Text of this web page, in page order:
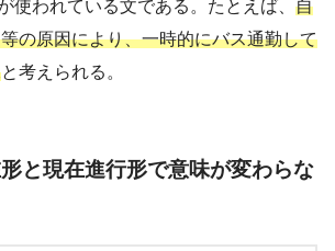
使われている文である。たとえば、 自
の原因により、一時的にバス通勤して
と考えられる。
と現在進行形で意味が変わらな